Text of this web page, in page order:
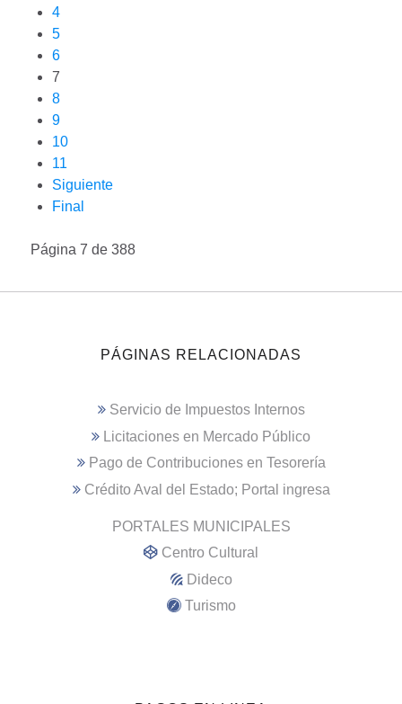
4
5
6
7
8
9
10
11
Siguiente
Final
Página 7 de 388
PÁGINAS RELACIONADAS
Servicio de Impuestos Internos
Licitaciones en Mercado Público
Pago de Contribuciones en Tesorería
Crédito Aval del Estado; Portal ingresa
PORTALES MUNICIPALES
Centro Cultural
Dideco
Turismo